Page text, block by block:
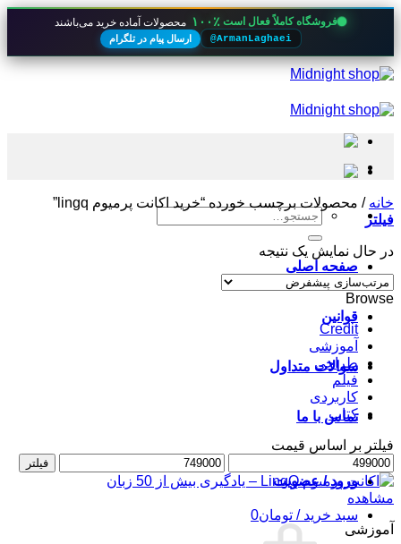
فروشگاه کاملاً فعال است ۱۰۰٪ محصولات آماده خرید می‌باشند
@ArmanLaghaei ارسال پیام در تلگرام
Skip
to
جستجو
صفحه اصلی
قوانین
سوالات متداول
تماس با ما
ورود / عضویت
سبد خرید / تومان0
خانه / محصولات برچسب خورده “خرید اکانت پرمیوم lingq”
فیلتر
در حال نمایش یک نتیجه
Browse
Credit
آموزشی
طراحی
فیلم
کاربردی
کتاب
فیلتر بر اساس قیمت
حداقل
قیمت
حداکثر
قیمت
فیلتر
مشاهده
آموزشی